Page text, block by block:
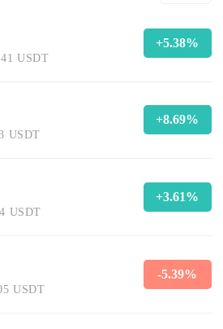
USDT
+5.38%
USDT
+8.69%
USDT
+3.61%
USDT
-5.39%